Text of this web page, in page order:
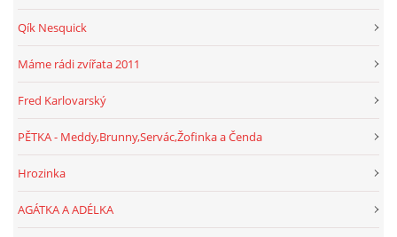
Qík Nesquick
Máme rádi zvířata 2011
Fred Karlovarský
PĚTKA - Meddy,Brunny,Servác,Žofinka a Čenda
Hrozinka
AGÁTKA A ADÉLKA